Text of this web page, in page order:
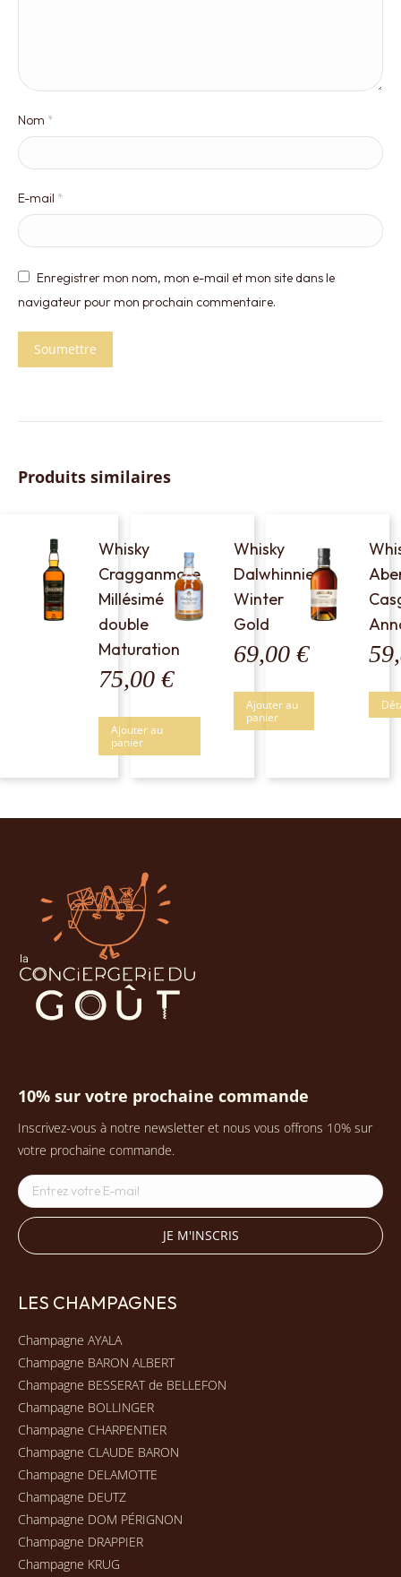
Nom *
E-mail *
Enregistrer mon nom, mon e-mail et mon site dans le
navigateur pour mon prochain commentaire.
Produits similaires
Whisky
Cragganmore
Millésimé
double
Maturation
75,00 €
Ajouter au
panier
Whisky
Dalwhinnie
Winter
Gold
69,00€
Ajouter au
panier
10% sur votre prochaine commande
Inscrivez-vous à notre newsletter et nous vous offrons 10% sur
votre prochaine commande.
LES CHAMPAGNES
Champagne AYALA
Champagne BARON ALBERT
Champagne BESSERAT de BELLEFON
Champagne BOLLINGER
Champagne CHARPENTIER
Champagne CLAUDE BARON
Champagne DELAMOTTE
Champagne DEUTZ
Champagne DOM PÉRIGNON
Champagne DRAPPIER
Champagne KRUG